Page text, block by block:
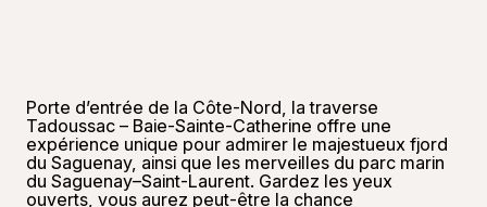
Porte d’entrée de la Côte-Nord, la traverse
Tadoussac – Baie-Sainte-Catherine offre une
expérience unique pour admirer le majestueux fjord
du Saguenay, ainsi que les merveilles du parc marin
du Saguenay–Saint-Laurent. Gardez les yeux
ouverts, vous aurez peut-être la chance